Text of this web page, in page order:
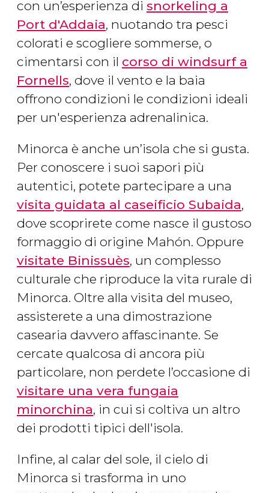
con un’esperienza di snorkeling a
Port d'Addaia, nuotando tra pesci
colorati e scogliere sommerse, o
cimentarsi con il corso di windsurf a
Fornells, dove il vento e la baia
offrono condizioni le condizioni ideali
per un'esperienza adrenalinica.
Minorca è anche un’isola che si gusta.
Per conoscere i suoi sapori più
autentici, potete partecipare a una
visita guidata al caseificio Subaida,
dove scoprirete come nasce il gustoso
formaggio di origine Mahón. Oppure
visitate Binissuès, un complesso
culturale che riproduce la vita rurale di
Minorca. Oltre alla visita del museo,
assisterete a una dimostrazione
casearia davvero affascinante. Se
cercate qualcosa di ancora più
particolare, non perdete l’occasione di
visitare una vera fungaia
minorchina, in cui si coltiva un altro
dei prodotti tipici dell'isola.
Infine, al calar del sole, il cielo di
Minorca si trasforma in uno